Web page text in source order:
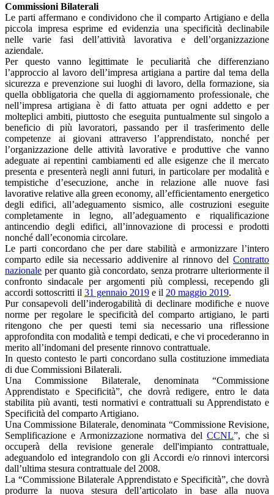
Commissioni Bilaterali
Le parti affermano e condividono che il comparto Artigiano e della
piccola impresa esprime ed evidenzia una specificità declinabile
nelle varie fasi dell’attività lavorativa e dell’organizzazione
aziendale.
Per questo vanno legittimate le peculiarità che differenziano
l’approccio al lavoro dell’impresa artigiana a partire dal tema della
sicurezza e prevenzione sui luoghi di lavoro, della formazione, sia
quella obbligatoria che quella di aggiornamento professionale, che
nell’impresa artigiana è di fatto attuata per ogni addetto e per
molteplici ambiti, piuttosto che eseguita puntualmente sul singolo a
beneficio di più lavoratori, passando per il trasferimento delle
competenze ai giovani attraverso l’apprendistato, nonché per
l’organizzazione delle attività lavorative e produttive che vanno
adeguate ai repentini cambiamenti ed alle esigenze che il mercato
presenta e presenterà negli anni futuri, in particolare per modalità e
tempistiche d’esecuzione, anche in relazione alle nuove fasi
lavorative relative alla green economy, all’efficientamento energetico
degli edifici, all’adeguamento sismico, alle costruzioni eseguite
completamente in legno, all’adeguamento e riqualificazione
antincendio degli edifici, all’innovazione di processi e prodotti
nonché dall’economia circolare.
Le parti concordano che per dare stabilità e armonizzare l’intero
comparto edile sia necessario addivenire al rinnovo del Contratto
nazionale per quanto già concordato, senza protrarre ulteriormente il
confronto sindacale per argomenti più complessi, recependo gli
accordi sottoscritti il 31 gennaio 2019 e il 20 maggio 2019.
Pur consapevoli dell’inderogabilità di declinare modifiche e nuove
norme per regolare le specificità del comparto artigiano, le parti
ritengono che per questi temi sia necessario una riflessione
approfondita con modalità e tempi dedicati, e che vi procederanno in
merito all’indomani del presente rinnovo contrattuale.
In questo contesto le parti concordano sulla costituzione immediata
di due Commissioni Bilaterali.
Una Commissione Bilaterale, denominata “Commissione
Apprendistato e Specificità”, che dovrà redigere, entro le data
stabilita più avanti, testi normativi e contrattuali su Apprendistato e
Specificità del comparto Artigiano.
Una Commissione Bilaterale, denominata “Commissione Revisione,
Semplificazione e Armonizzazione normativa delCCNL”, che si
occuperà della revisione generale dell'impianto contrattuale,
adeguandolo ed integrandolo con gli Accordi e/o rinnovi intercorsi
dall’ultima stesura contrattuale del 2008.
La “Commissione Bilaterale Apprendistato e Specificità”, che dovrà
produrre la nuova stesura dell’articolato in base alla nuova